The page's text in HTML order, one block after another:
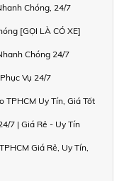
Chóng, 24/7
[GỌI LÀ CÓ XE]
Chóng 24/7
Vụ 24/7
TPHCM Uy Tín, Giá Tốt
7 | Giá Rẻ - Uy Tín
Giá Rẻ, Uy Tín,